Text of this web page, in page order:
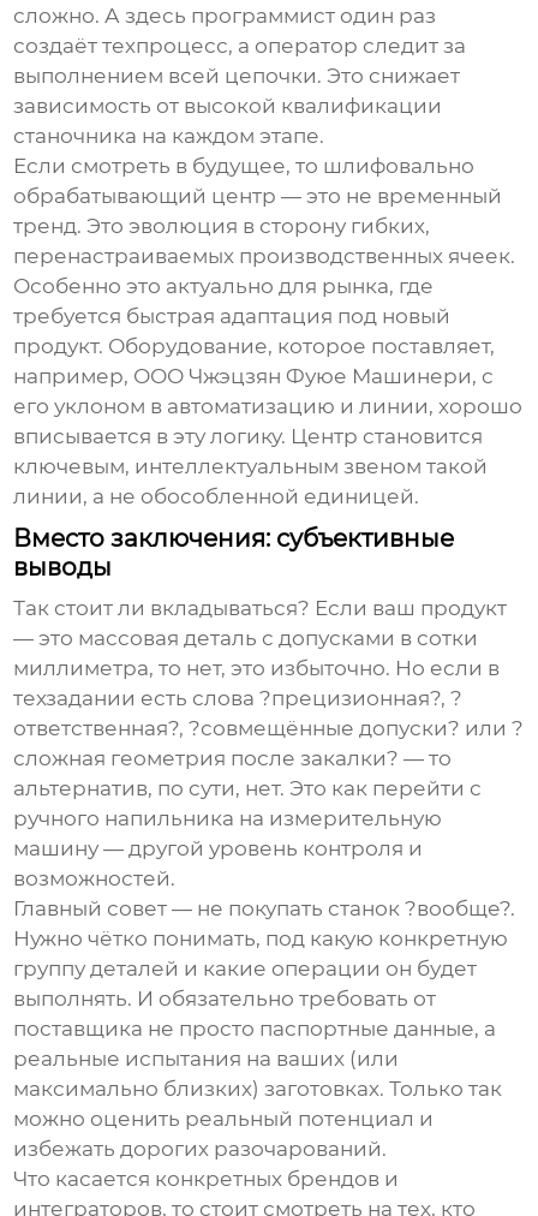
сложно. А здесь программист один раз
создаёт техпроцесс, а оператор следит за
выполнением всей цепочки. Это снижает
зависимость от высокой квалификации
станочника на каждом этапе.
Если смотреть в будущее, то шлифовально
обрабатывающий центр — это не временный
тренд. Это эволюция в сторону гибких,
перенастраиваемых производственных ячеек.
Особенно это актуально для рынка, где
требуется быстрая адаптация под новый
продукт. Оборудование, которое поставляет,
например, ООО Чжэцзян Фуюе Машинери, с
его уклоном в автоматизацию и линии, хорошо
вписывается в эту логику. Центр становится
ключевым, интеллектуальным звеном такой
линии, а не обособленной единицей.
Вместо заключения: субъективные
выводы
Так стоит ли вкладываться? Если ваш продукт
— это массовая деталь с допусками в сотки
миллиметра, то нет, это избыточно. Но если в
техзадании есть слова ?прецизионная?, ?
ответственная?, ?совмещённые допуски? или ?
сложная геометрия после закалки? — то
альтернатив, по сути, нет. Это как перейти с
ручного напильника на измерительную
машину — другой уровень контроля и
возможностей.
Главный совет — не покупать станок ?вообще?.
Нужно чётко понимать, под какую конкретную
группу деталей и какие операции он будет
выполнять. И обязательно требовать от
поставщика не просто паспортные данные, а
реальные испытания на ваших (или
максимально близких) заготовках. Только так
можно оценить реальный потенциал и
избежать дорогих разочарований.
Что касается конкретных брендов и
интеграторов, то стоит смотреть на тех, кто